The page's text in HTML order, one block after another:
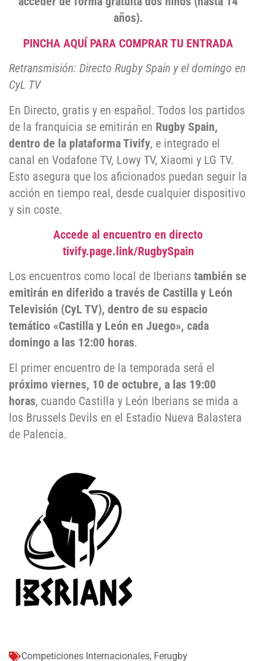
años).
PINCHA AQUÍ PARA COMPRAR TU ENTRADA
Retransmisión: Directo Rugby Spain y el domingo en
CyL TV
En Directo, gratis y en español. Todos los partidos
de la franquicia se emitirán en Rugby Spain,
dentro de la plataforma Tivify, e integrado el
canal en Vodafone TV, Lowy TV, Xiaomi y LG TV.
Esto asegura que los aficionados puedan seguir la
acción en tiempo real, desde cualquier dispositivo
y sin coste.
Accede al encuentro en directo
tivify.page.link/RugbySpain
Los encuentros como local de Iberians también se
emitirán en diferido a través de Castilla y León
Televisión (CyL TV), dentro de su espacio
temático «Castilla y León en Juego», cada
domingo a las 12:00 horas.
El primer encuentro de la temporada será el
próximo viernes, 10 de octubre, a las 19:00
horas, cuando Castilla y León Iberians se mida a
los Brussels Devils en el Estadio Nueva Balastera
de Palencia.
Competiciones Internacionales, Ferugby